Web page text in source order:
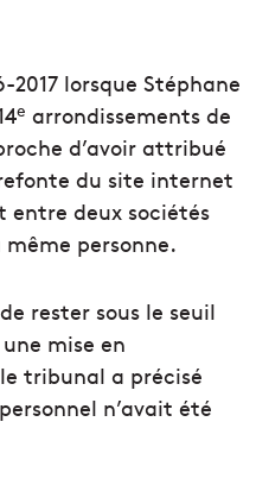
lorsque Stéphane
e arrondissements de
d’avoir attribué
du site internet
entre deux sociétés
personne.
rester sous le seuil
mise en
tribunal a précisé
n’avait été